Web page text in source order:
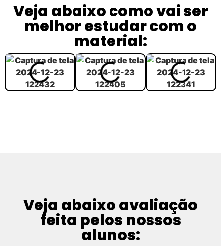
Veja abaixo como vai ser
melhor estudar com o
material:
Veja abaixo avaliação
feita pelos nossos
alunos: